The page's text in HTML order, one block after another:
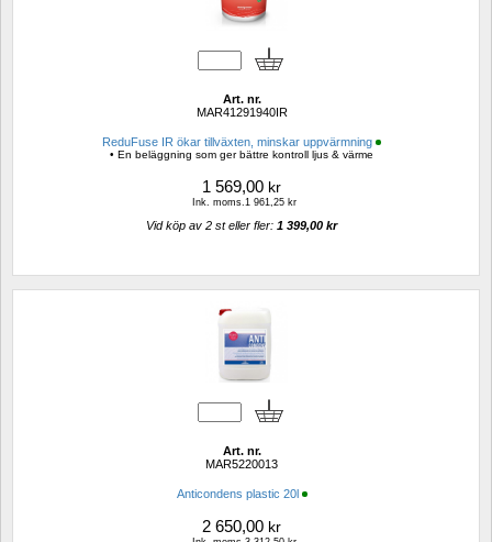
Art. nr.
MAR41291940IR
ReduFuse IR ökar tillväxten, minskar uppvärmning
• En beläggning som ger bättre kontroll ljus & värme
1 569,00 kr
Ink. moms.1 961,25 kr
Vid köp av 2 st eller fler: 1 399,00 kr
Art. nr.
MAR5220013
Anticondens plastic 20l
2 650,00 kr